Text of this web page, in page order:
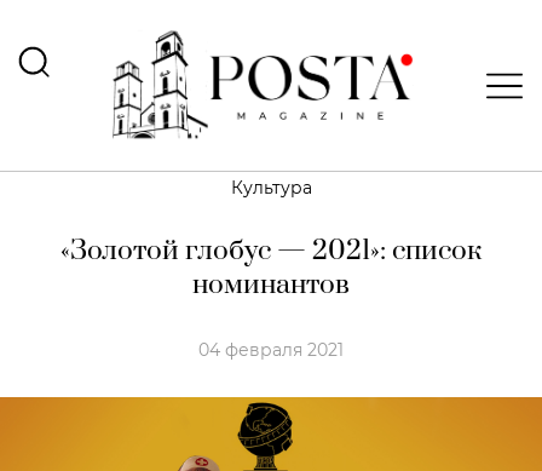
Культура
«Золотой глобус — 2021»: список
номинантов
04 февраля 2021